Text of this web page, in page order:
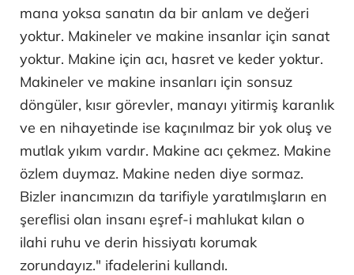
mana yoksa sanatın da bir anlam ve değeri
yoktur. Makineler ve makine insanlar için sanat
yoktur. Makine için acı, hasret ve keder yoktur.
Makineler ve makine insanları için sonsuz
döngüler, kısır görevler, manayı yitirmiş karanlık
ve en nihayetinde ise kaçınılmaz bir yok oluş ve
mutlak yıkım vardır. Makine acı çekmez. Makine
özlem duymaz. Makine neden diye sormaz.
Bizler inancımızın da tarifiyle yaratılmışların en
şereflisi olan insanı eşref-i mahlukat kılan o
ilahi ruhu ve derin hissiyatı korumak
zorundayız." ifadelerini kullandı.